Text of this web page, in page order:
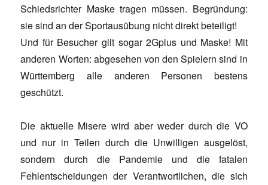
Schiedsrichter Maske tragen müssen. Begründung:
sie sind an der Sportausübung nicht direkt beteiligt!
Und für Besucher gilt sogar 2Gplus und Maske! Mit
anderen Worten: abgesehen von den Spielern sind in
Württemberg alle anderen Personen bestens
geschützt.
Die aktuelle Misere wird aber weder durch die VO
und nur in Teilen durch die Unwilligen ausgelöst,
sondern durch die Pandemie und die fatalen
Fehlentscheidungen der Verantwortlichen, die sich